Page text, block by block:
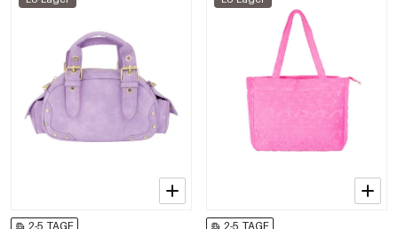
2-5 TAGE 2-5 TAGE